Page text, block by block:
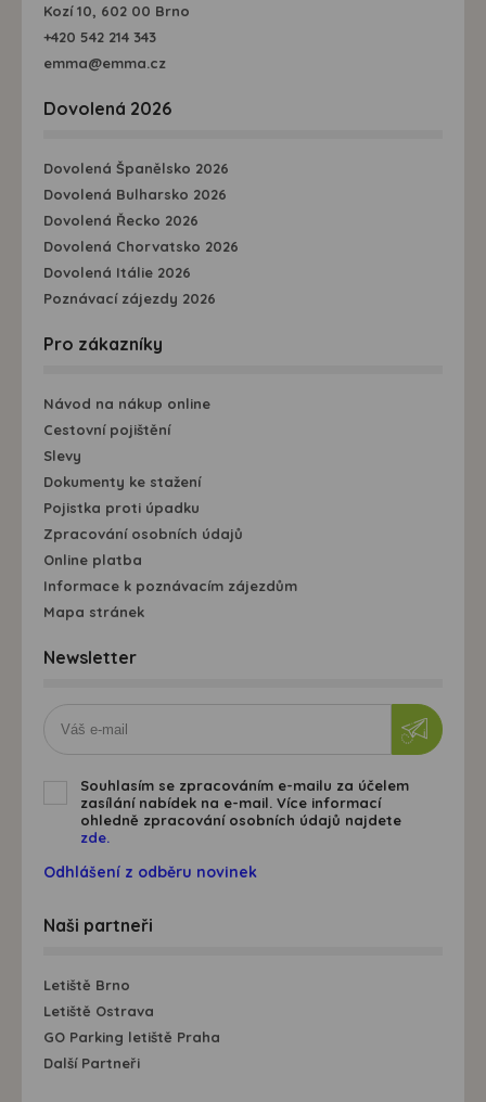
Kozí 10, 602 00 Brno
+420 542 214 343
emma@emma.cz
Dovolená 2026
Dovolená Španělsko 2026
Dovolená Bulharsko 2026
Dovolená Řecko 2026
Dovolená Chorvatsko 2026
Dovolená Itálie 2026
Poznávací zájezdy 2026
Pro zákazníky
Návod na nákup online
Cestovní pojištění
Slevy
Dokumenty ke stažení
Pojistka proti úpadku
Zpracování osobních údajů
Online platba
Informace k poznávacím zájezdům
Mapa stránek
Newsletter
Souhlasím se zpracováním e-mailu za účelem
zasílání nabídek na e-mail. Více informací
ohledně zpracování osobních údajů najdete
zde.
Odhlášení z odběru novinek
Naši partneři
Letiště Brno
Letiště Ostrava
GO Parking letiště Praha
Další Partneři